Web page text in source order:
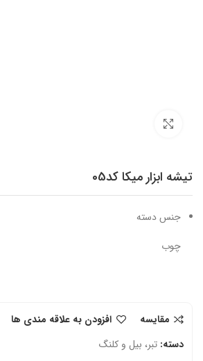
تیشه ابزار میکا کد05
جنس دسته
چوب
مقایسه
افزودن به علاقه مندی ها
دسته: تبر، بیل و کلنگ